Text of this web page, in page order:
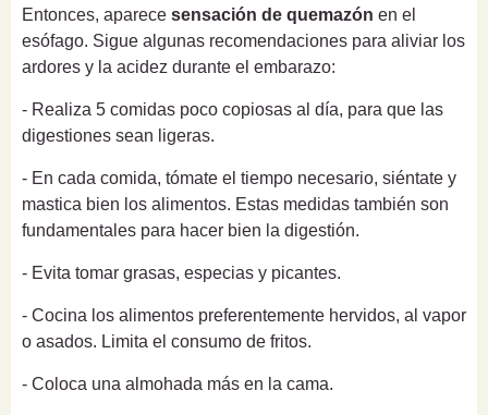
Entonces, aparece sensación de quemazón en el
esófago. Sigue algunas recomendaciones para aliviar los
ardores y la acidez durante el embarazo:
- Realiza 5 comidas poco copiosas al día, para que las
digestiones sean ligeras.
- En cada comida, tómate el tiempo necesario, siéntate y
mastica bien los alimentos. Estas medidas también son
fundamentales para hacer bien la digestión.
- Evita tomar grasas, especias y picantes.
- Cocina los alimentos preferentemente hervidos, al vapor
o asados. Limita el consumo de fritos.
- Coloca una almohada más en la cama.